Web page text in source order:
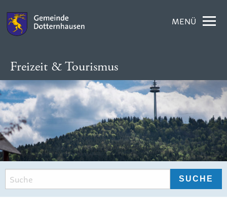
MENÜ
Freizeit & Tourismus